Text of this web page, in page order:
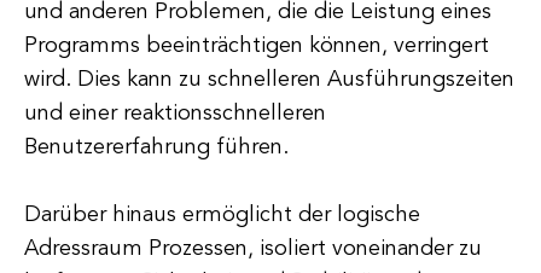
und anderen Problemen, die die Leistung eines
Programms beeinträchtigen können, verringert
wird. Dies kann zu schnelleren Ausführungszeiten
und einer reaktionsschnelleren
Benutzererfahrung führen.
Darüber hinaus ermöglicht der logische
Adressraum Prozessen, isoliert voneinander zu